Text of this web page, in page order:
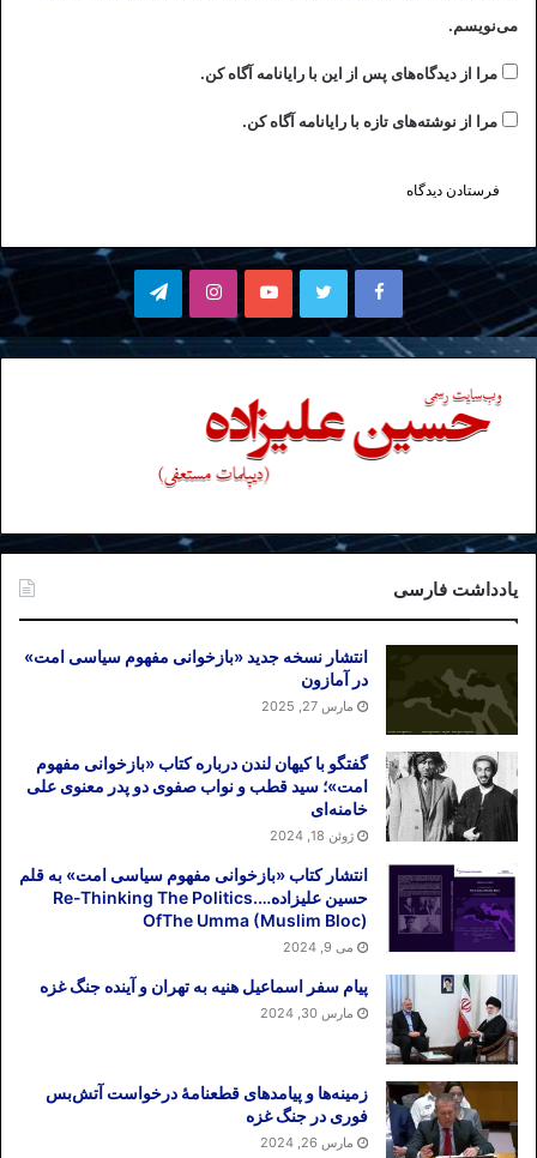
می‌نویسم.
مرا از دیدگاه‌های پس از این با رایانامه آگاه کن.
مرا از نوشته‌های تازه با رایانامه آگاه کن.
فیسبوک توییتر یوتیوباینستاگرامتلگرام
یادداشت فارسی
انتشار نسخه جدید «بازخوانی مفهوم سیاسی امت»
در آمازون
مارس 27, 2025
گفتگو با کیهان لندن درباره کتاب «بازخوانی مفهوم
امت»؛ سید قطب و نواب صفوی دو پدر معنوی علی
خامنه‌ای
ژوئن 18, 2024
انتشار کتاب «بازخوانی مفهوم سیاسی امت» به قلم
حسین علیزاده….Re-Thinking The Politics
OfThe Umma (Muslim Bloc)
می 9, 2024
پیام سفر اسماعیل هنیه به تهران و آینده جنگ غزه
مارس 30, 2024
زمینه‌ها و پیامدهای قطعنامهٔ درخواست آتش‌بس
فوری در جنگ غزه
مارس 26, 2024